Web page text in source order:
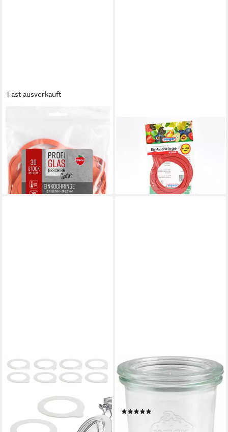
Fast ausverkauft
lieferbar - in 2-3 Werktagen bei dir
Einkochring 10er Set
Einkochringe Rot,
Gummiringe für
Einmachgläser
lieferbar - in 3-4 Werktagen bei dir
WECK
Einmachglas, Glas, (Set, 12-
tlg), Mini-Sturzglas, ohne
Ringe und Klammern
UVP29,50 €